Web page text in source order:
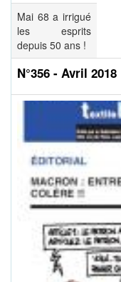
Mai 68 a irrigué
les esprits
depuis 50 ans !
N°356 - Avril 2018